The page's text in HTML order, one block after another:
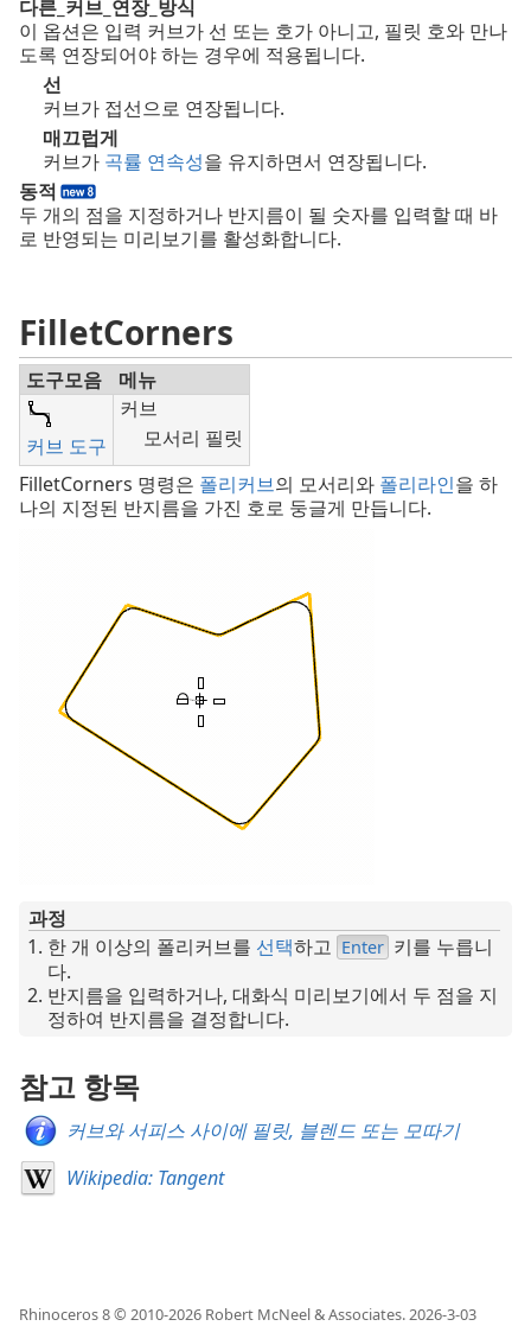
다른_커브_연장_방식
이 옵션은 입력 커브가 선 또는 호가 아니고, 필릿 호와 만나
도록 연장되어야 하는 경우에 적용됩니다.
선
커브가 접선으로 연장됩니다.
매끄럽게
커브가 곡률 연속성을 유지하면서 연장됩니다.
동적
두 개의 점을 지정하거나 반지름이 될 숫자를 입력할 때 바
로 반영되는 미리보기를 활성화합니다.
FilletCorners
도구모음 메뉴
커브 도구
커브
모서리 필릿
FilletCorners 명령은 폴리커브의 모서리와 폴리라인을 하
나의 지정된 반지름을 가진 호로 둥글게 만듭니다.
과정
한 개 이상의 폴리커브를 선택하고 Enter 키를 누릅니
다.
반지름을 입력하거나, 대화식 미리보기에서 두 점을 지
정하여 반지름을 결정합니다.
참고 항목
커브와 서피스 사이에 필릿, 블렌드 또는 모따기
Wikipedia: Tangent
Rhinoceros 8 © 2010-2026 Robert McNeel & Associates.2026-3-03